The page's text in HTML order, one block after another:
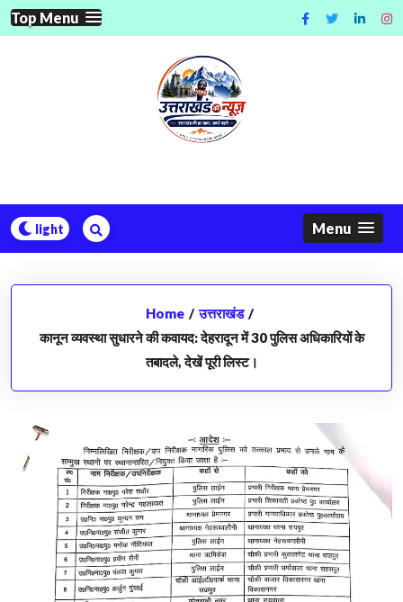
Skip
to
Top Menu
Menu
Home / उत्तराखंड /
​कानून व्यवस्था सुधारने की कवायद: देहरादून में 30 पुलिस अधिकारियों के
तबादले, देखें पूरी लिस्ट।